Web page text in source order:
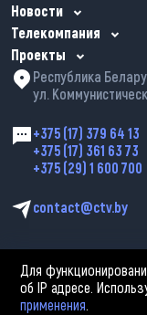
Новости
Телекомпания
Проекты
Республика
ул.
+375 (17) 379 64 13
+375 (17) 361 63 73
+375 (29) 1 600 700
contact@ctv.by
Для
об IP адресе.
применения.